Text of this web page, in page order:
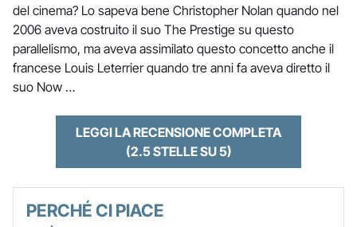
del cinema? Lo sapeva bene Christopher Nolan quando nel
2006 aveva costruito il suo The Prestige su questo
parallelismo, ma aveva assimilato questo concetto anche il
francese Louis Leterrier quando tre anni fa aveva diretto il
suo Now …
LEGGI LA RECENSIONE COMPLETA
(2.5 STELLE SU 5)
PERCHÉ CI PIACE